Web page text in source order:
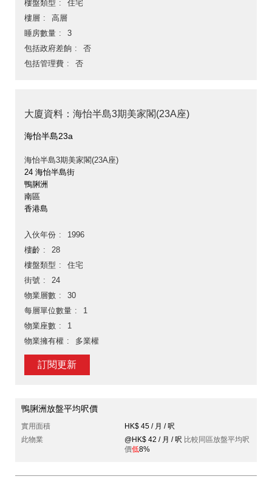
樓盤類型
住宅
樓層
高層
睡房數量
3
包括政府差餉
否
包括管理費
否
大廈資料：海怡半島3期美家閣(23A座)
海怡半島23a
海怡半島3期美家閣(23A座)
24 海怡半島街
鴨脷洲
南區
香港島
入伙年份
1996
樓齡
28
樓盤類型
住宅
街號
24
物業層數
30
每層單位數量
1
物業座數
1
物業擁有權
多業權
訂閱更新
鴨脷洲放盤平均呎價
實用面積
HK$ 45 / 月 / 呎
此物業
@HK$ 42 / 月 / 呎 比較同區放盤平均呎
價低8%